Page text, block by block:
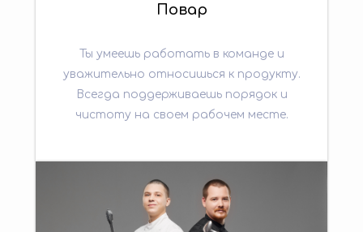
Повар
Ты умеешь работать в команде и
уважительно относишься к продукту.
Всегда поддерживаешь порядок и
чистоту на своем рабочем месте.